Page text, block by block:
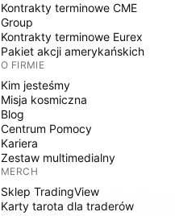
Kontrakty terminowe CME
Group
Kontrakty terminowe Eurex
Pakiet akcji amerykańskich
O FIRMIE
Kim jesteśmy
Misja kosmiczna
Blog
Centrum Pomocy
Kariera
Zestaw multimedialny
MERCH
Sklep TradingView
Karty tarota dla traderów